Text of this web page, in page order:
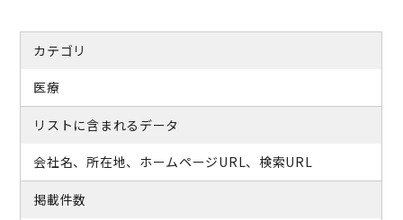
カテゴリ
医療
リストに含まれるデータ
会社名、所在地、ホームページURL、検索URL
掲載件数